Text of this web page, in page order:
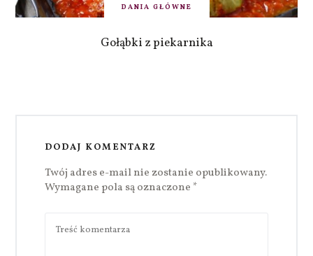
DANIA GŁÓWNE
Gołąbki z piekarnika
DODAJ KOMENTARZ
Twój adres e-mail nie zostanie opublikowany.
Wymagane pola są oznaczone *